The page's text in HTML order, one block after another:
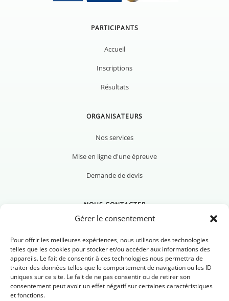
Gérer le consentement
Pour offrir les meilleures expériences, nous utilisons des technologies
telles que les cookies pour stocker et/ou accéder aux informations des
appareils. Le fait de consentir à ces technologies nous permettra de
traiter des données telles que le comportement de navigation ou les ID
uniques sur ce site. Le fait de ne pas consentir ou de retirer son
consentement peut avoir un effet négatif sur certaines caractéristiques
et fonctions.
PARTICIPANTS
Accueil
Inscriptions
Résultats
ORGANISATEURS
Nos services
Mise en ligne d'une épreuve
Demande de devis
NOUS CONTACTER
Nous contacter
Newsletter